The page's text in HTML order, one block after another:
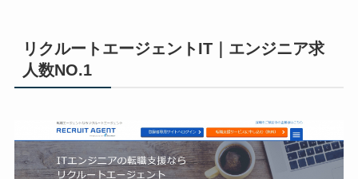
リクルートエージェントIT｜エンジニア求
人数NO.1